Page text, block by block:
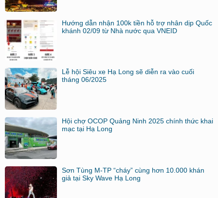
Hướng dẫn nhận 100k tiền hỗ trợ nhân dịp Quốc
khánh 02/09 từ Nhà nước qua VNEID
Lễ hội Siêu xe Hạ Long sẽ diễn ra vào cuối
tháng 06/2025
Hội chợ OCOP Quảng Ninh 2025 chính thức khai
mạc tại Hạ Long
Sơn Tùng M-TP “cháy” cùng hơn 10.000 khán
giả tại Sky Wave Hạ Long